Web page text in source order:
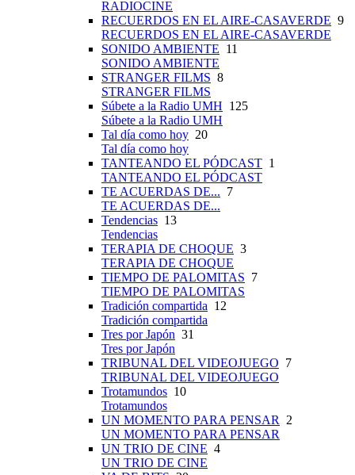
RADIOCINE
RECUERDOS EN EL AIRE-CASAVERDE 9
RECUERDOS EN EL AIRE-CASAVERDE
SONIDO AMBIENTE 11
SONIDO AMBIENTE
STRANGER FILMS 8
STRANGER FILMS
Súbete a la Radio UMH 125
Súbete a la Radio UMH
Tal día como hoy 20
Tal día como hoy
TANTEANDO EL PÓDCAST 1
TANTEANDO EL PÓDCAST
TE ACUERDAS DE... 7
TE ACUERDAS DE...
Tendencias 13
Tendencias
TERAPIA DE CHOQUE 3
TERAPIA DE CHOQUE
TIEMPO DE PALOMITAS 7
TIEMPO DE PALOMITAS
Tradición compartida 12
Tradición compartida
Tres por Japón 31
Tres por Japón
TRIBUNAL DEL VIDEOJUEGO 7
TRIBUNAL DEL VIDEOJUEGO
Trotamundos 10
Trotamundos
UN MOMENTO PARA PENSAR
2
UN MOMENTO PARA PENSAR
UN TRIO DE CINE 4
UN TRIO DE CINE